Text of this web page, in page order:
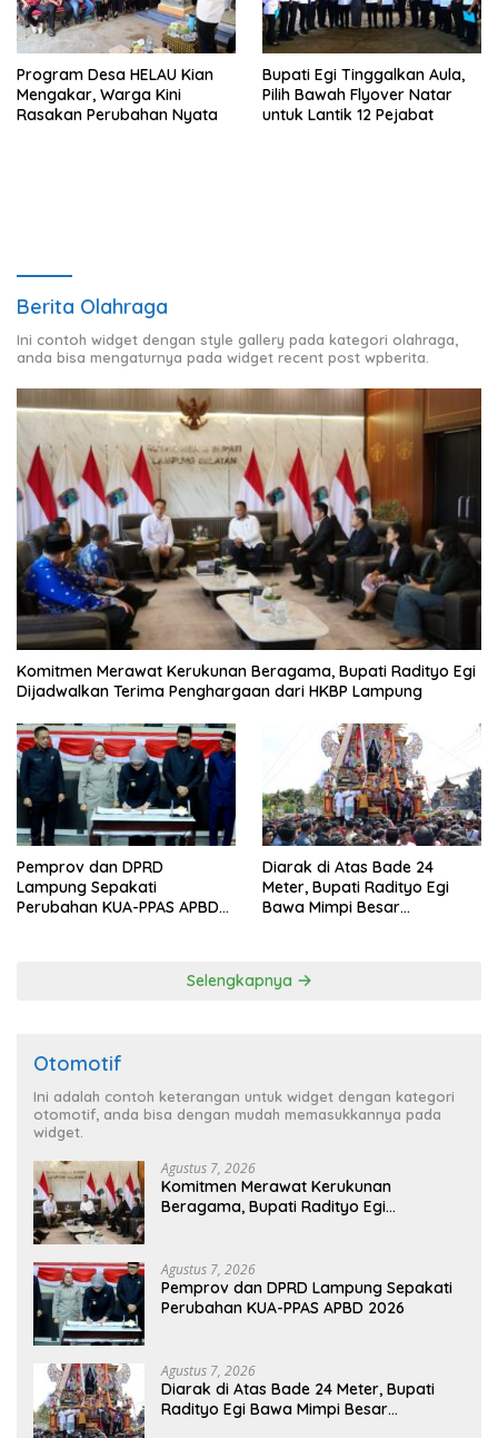
Program Desa HELAU Kian
Mengakar, Warga Kini
Rasakan Perubahan Nyata
Bupati Egi Tinggalkan Aula,
Pilih Bawah Flyover Natar
untuk Lantik 12 Pejabat
Berita Olahraga
Ini contoh widget dengan style gallery pada kategori olahraga,
anda bisa mengaturnya pada widget recent post wpberita.
Komitmen Merawat Kerukunan Beragama, Bupati Radityo Egi
Dijadwalkan Terima Penghargaan dari HKBP Lampung
Pemprov dan DPRD
Lampung Sepakati
Perubahan KUA-PPAS APBD
Diarak di Atas Bade 24
Meter, Bupati Radityo Egi
Bawa Mimpi Besar
Selengkapnya
Otomotif
Ini adalah contoh keterangan untuk widget dengan kategori
otomotif, anda bisa dengan mudah memasukkannya pada
widget.
Agustus 7, 2026
Komitmen Merawat Kerukunan
Beragama, Bupati Radityo Egi
Agustus 7, 2026
Pemprov dan DPRD Lampung Sepakati
Perubahan KUA-PPAS APBD 2026
Agustus 7, 2026
Diarak di Atas Bade 24 Meter, Bupati
Radityo Egi Bawa Mimpi Besar